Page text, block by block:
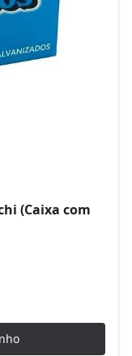
(Caixa com